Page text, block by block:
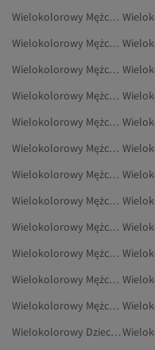
Wielokolorowy Mężczyźni Buty Tenisowe
Wielokolorowy Mężczyźni Biżuteria
Wielokolorowy Mężczyźni Etui Na Karty
Wielokolorowy Mężczyźni Kamizelki
Wielokolorowy Mężczyźni Odzież Plażowa
Wielokolorowy Mężczyźni Bielizna I Piżamy
Wielokolorowy Mężczyźni Rowery
Wielokolorowy Mężczyźni Buty Piłkarskie
Wielokolorowy Mężczyźni Okulary I Akcesoria Do Okularów
Wielokolorowy Mężczyźni Kapcie
Wielokolorowy Mężczyźni Podkoszulek
Wielokolorowy Mężczyźni Buty Do Koszykówki
Wielokolorowy Dzieci Kombinezony